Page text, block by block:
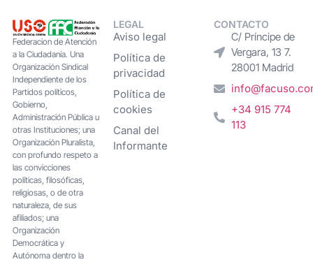
Federacion de Atención
a la Ciudadanía. Una
Organización Sindical
Independiente de los
Partidos políticos,
Gobierno,
Administración Pública u
otras Instituciones; una
Organización Pluralista,
con profundo respeto a
las convicciones
políticas, filosóficas,
religiosas, o de otra
naturaleza, de sus
afiliados; una
Organización
Democrática y
Autónoma dentro la
LEGAL
Aviso legal
Política de
privacidad
Política de
cookies
Canal del
Informante
CONTACTO
C/ Príncipe de
Vergara, 13 7.
28001 Madrid
+34 915 774
113